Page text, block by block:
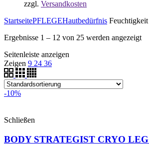
zzgl. Versandkosten
StartseitePFLEGEHautbedürfnis Feuchtigkeit
Ergebnisse 1 – 12 von 25 werden angezeigt
Seitenleiste anzeigen
Zeigen 9 24 36
-10%
Schließen
BODY STRATEGIST CRYO